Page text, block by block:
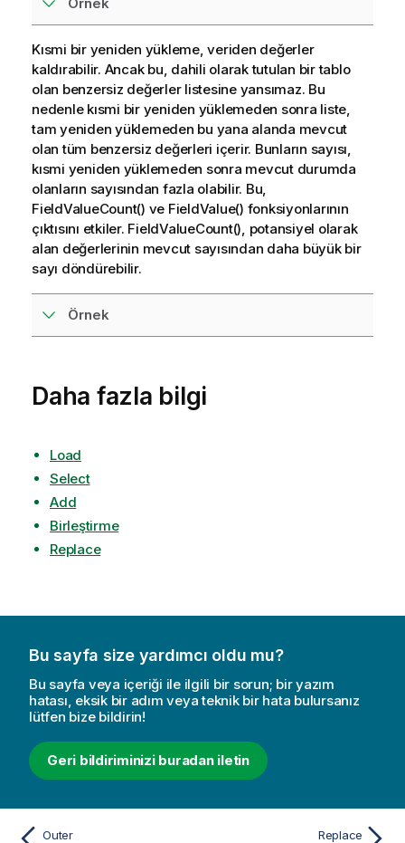
Kısmi bir yeniden yükleme, veriden değerler
kaldırabilir. Ancak bu, dahili olarak tutulan bir tablo
olan benzersiz değerler listesine yansımaz. Bu
nedenle kısmi bir yeniden yüklemeden sonra liste,
tam yeniden yüklemeden bu yana alanda mevcut
olan tüm benzersiz değerleri içerir. Bunların sayısı,
kısmi yeniden yüklemeden sonra mevcut durumda
olanların sayısından fazla olabilir. Bu,
FieldValueCount() ve FieldValue() fonksiyonlarının
çıktısını etkiler. FieldValueCount(), potansiyel olarak
alan değerlerinin mevcut sayısından daha büyük bir
sayı döndürebilir.
Örnek
Daha fazla bilgi
Load
Select
Add
Birleştirme
Replace
Bu sayfa size yardımcı oldu mu?
Bu sayfa veya içeriği ile ilgili bir sorun; bir yazım
hatası, eksik bir adım veya teknik bir hata bulursanız
lütfen bize bildirin!
Geri bildiriminizi buradan iletin
Outer Replace